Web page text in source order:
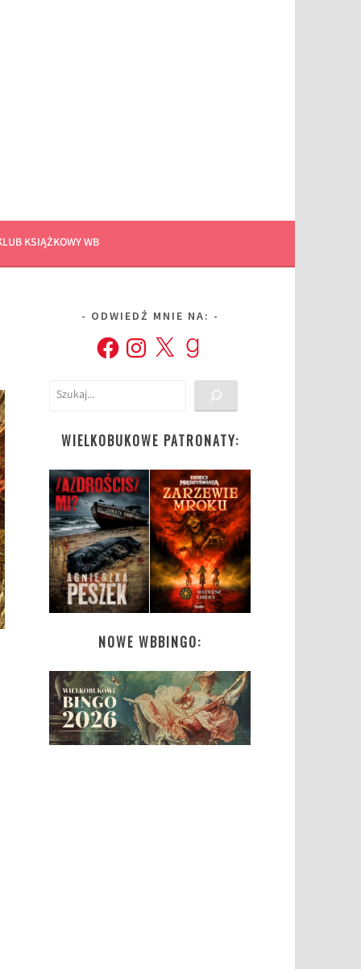
KSIĄŻKOWY WB
ODWIEDŹ MNIE NA:
FacebookInstagram
X Goodreads
Szukaj
WIELKOBUKOWE PATRONATY:
NOWE WBBINGO: